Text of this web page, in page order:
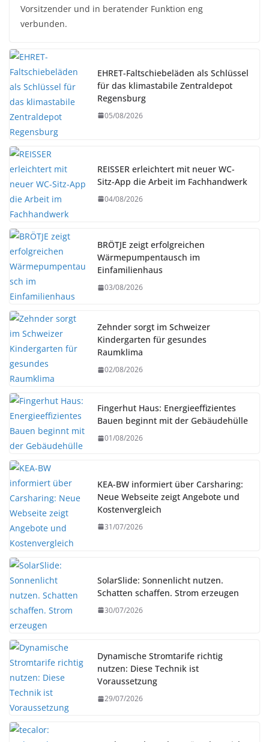
Vorsitzender und in beratender Funktion eng
verbunden.
EHRET-Faltschiebeläden als Schlüssel
für das klimastabile Zentraldepot
Regensburg
05/08/2026
REISSER erleichtert mit neuer WC-
Sitz-App die Arbeit im Fachhandwerk
04/08/2026
BRÖTJE zeigt erfolgreichen
Wärmepumpentausch im
Einfamilienhaus
03/08/2026
Zehnder sorgt im Schweizer
Kindergarten für gesundes
Raumklima
02/08/2026
Fingerhut Haus: Energieeffizientes
Bauen beginnt mit der Gebäudehülle
01/08/2026
KEA-BW informiert über Carsharing:
Neue Webseite zeigt Angebote und
Kostenvergleich
31/07/2026
SolarSlide: Sonnenlicht nutzen.
Schatten schaffen. Strom erzeugen
30/07/2026
Dynamische Stromtarife richtig
nutzen: Diese Technik ist
Voraussetzung
29/07/2026